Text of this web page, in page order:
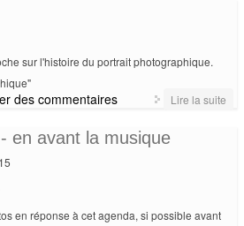
sur l'histoire du portrait photographique.
Lire la suite
des commentaires
en avant la musique
en réponse à cet agenda, si possible avant